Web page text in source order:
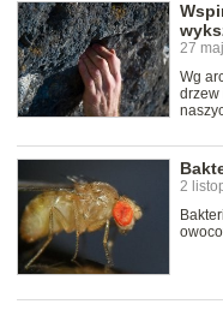
27
Wg
drzew
2